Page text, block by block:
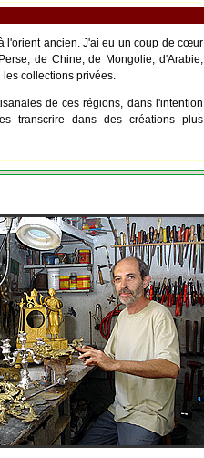
l'orient ancien. J'ai eu un coup de cœur
de Chine, de Mongolie, d'Arabie,
les collections privées.
de ces régions, dans l'intention
transcrire dans des créations plus